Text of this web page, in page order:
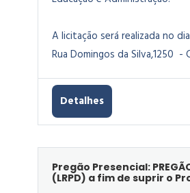
A licitação será realizada no dia
Rua Domingos da Silva,1250
Detalhes
Pregão Presencial:
(LRPD) a fim de suprir o